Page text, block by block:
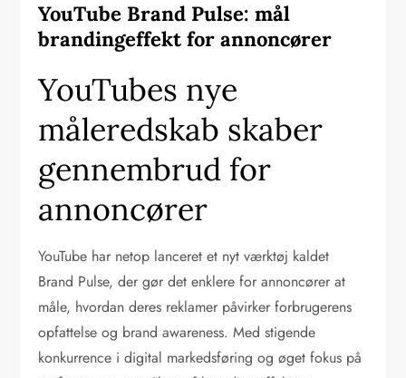
YouTube Brand Pulse: mål
brandingeffekt for annoncører
YouTubes nye
måleredskab skaber
gennembrud for
annoncører
YouTube har netop lanceret et nyt værktøj kaldet
Brand Pulse, der gør det enklere for annoncører at
måle, hvordan deres reklamer påvirker forbrugerens
opfattelse og brand awareness. Med stigende
konkurrence i digital markedsføring og øget fokus på